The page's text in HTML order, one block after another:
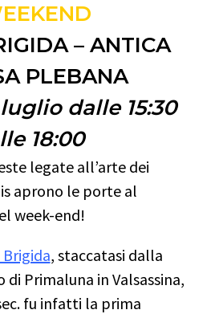
– ANTICA
PLEBANA
dalle 15:30
18:00
legate all’arte dei
aprono le porte al
week-end!
, staccatasi dalla
di Primaluna in Valsassina,
fu infatti la prima